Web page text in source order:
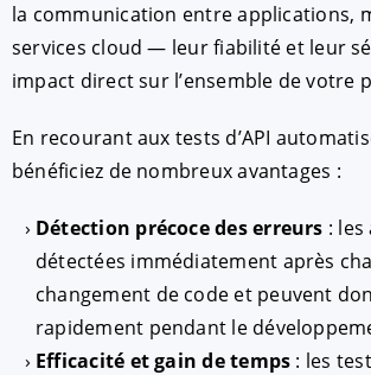
la communication entre applications,
services cloud — leur fiabilité et leur
impact direct sur l’ensemble de votre
En recourant aux tests d’API
bénéficiez de nombreux avantages :
Détection précoce des erreurs :
détectées immédiatement après
changement de code et peuvent
rapidement pendant le
Efficacité et gain de temps : les